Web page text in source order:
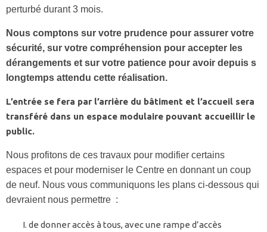
perturbé durant 3 mois.
Nous comptons sur votre prudence pour assurer votre
sécurité, sur votre compréhension pour accepter les
dérangements et sur votre patience pour avoir depuis s
longtemps attendu cette réalisation.
L’entrée se fera par l’arrière du bâtiment et l’accueil sera
transféré dans un espace modulaire pouvant accueillir le
public.
Nous profitons de ces travaux pour modifier certains
espaces et pour moderniser le Centre en donnant un coup
de neuf. Nous vous communiquons les plans ci-dessous qui
devraient nous permettre :
de donner accès à tous, avec une rampe d’accès